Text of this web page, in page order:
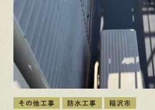
その他工事 防水工事 稲沢市